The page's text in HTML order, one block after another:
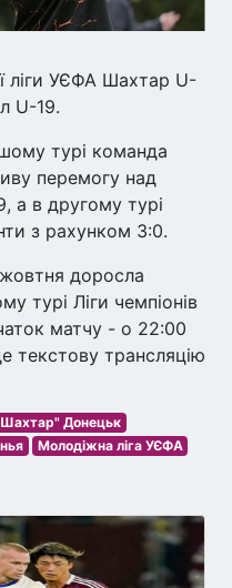
ліги УЄФА Шахтар U-
U-19.
турі команда
перемогу над
а в другому турі
з рахунком 3:0.
доросла
турі Ліги чемпіонів
матчу - о 22:00
текстову трансляцію
Донецьк
Молодіжна ліга УЄФА